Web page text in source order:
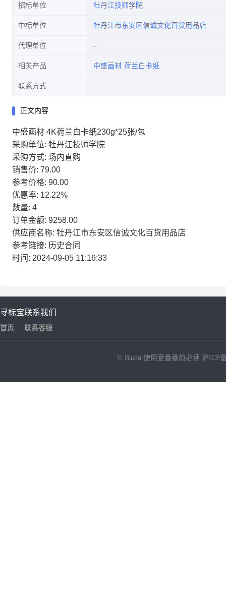
招标单位 牡丹江技师学院
中标单位 牡丹江市东安区信诚文化百货用品店
代理单位
相关产品 中盛画材 荷兰白卡纸
联系方式
正文内容
中盛画材 4K荷兰白卡纸230g*25张/包
采购单位: 牡丹江技师学院
采购方式: 场内直购
销售价: 79.00
参考价格: 90.00
优惠率: 12.22%
数量: 4
订单金额: 9258.00
供应商名称: 牡丹江市东安区信诚文化百货用品店
参考链接: 历史合同
时间: 2024-09-05 11:16:33
寻标宝
首页
联系我们
联系客服
© Baidu 使用爱番番前必读 沪ICP